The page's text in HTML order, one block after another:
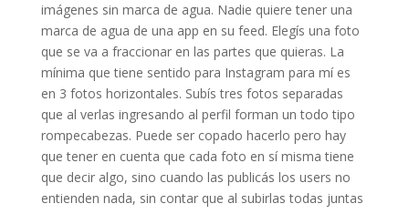
imágenes sin marca de agua. Nadie quiere tener una
marca de agua de una app en su feed. Elegís una foto
que se va a fraccionar en las partes que quieras. La
mínima que tiene sentido para Instagram para mí es
en 3 fotos horizontales. Subís tres fotos separadas
que al verlas ingresando al perfil forman un todo tipo
rompecabezas. Puede ser copado hacerlo pero hay
que tener en cuenta que cada foto en sí misma tiene
que decir algo, sino cuando las publicás los users no
entienden nada, sin contar que al subirlas todas juntas